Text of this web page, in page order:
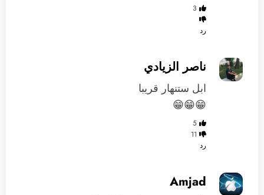
3
رد
ناصر الزيادي
ابل ستنهار قريبا
😁😁😁
5
11
رد
Amjad